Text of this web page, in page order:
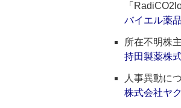
「
バイエル薬
所在不明株
持田製薬株
人事異動に
株式会社ヤ